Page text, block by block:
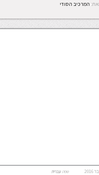
המרכיב הסודי
שפה: עברית